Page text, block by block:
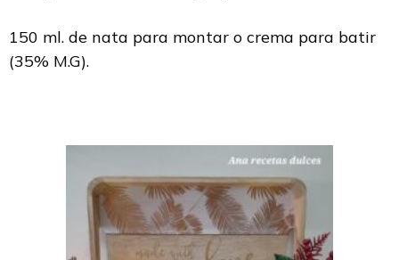
150 ml. de nata para montar o crema para batir
(35% M.G).